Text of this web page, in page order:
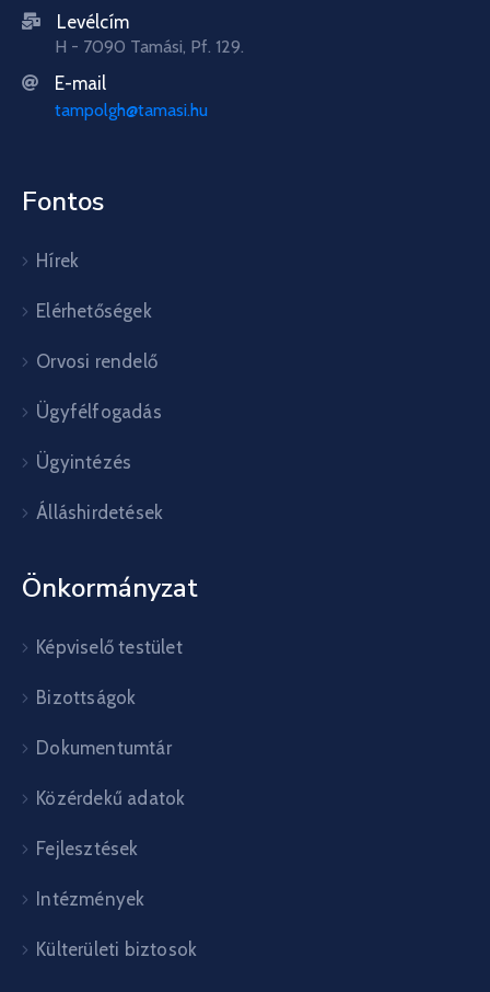
Levélcím
H - 7090 Tamási, Pf. 129.
E-mail
tampolgh@tamasi.hu
Fontos
Hírek
Elérhetőségek
Orvosi rendelő
Ügyfélfogadás
Ügyintézés
Álláshirdetések
Önkormányzat
Képviselő testület
Bizottságok
Dokumentumtár
Közérdekű adatok
Fejlesztések
Intézmények
Külterületi biztosok